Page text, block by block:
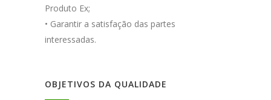
Produto Ex;
• Garantir a satisfação das partes
interessadas.
OBJETIVOS DA QUALIDADE